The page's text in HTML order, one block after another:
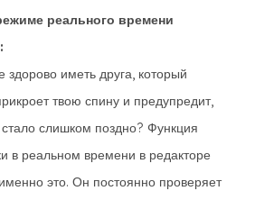
реального времени
здорово иметь друга, который
твою спину и предупредит,
слишком поздно? Функция
в реальном времени в редакторе
это. Он постоянно проверяет